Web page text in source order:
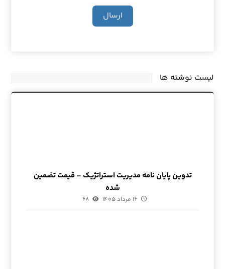
ارسال
لیست نوشته ها
تدوین پایان نامه مدیریت استراتژیک – قیمت تضمین
شده
۱۶ مرداد ۱۴۰۵ ۶۸